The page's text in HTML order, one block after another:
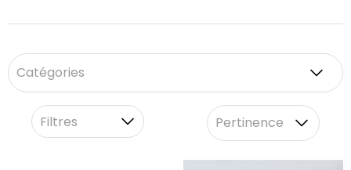
Catégories
Filtres Pertinence